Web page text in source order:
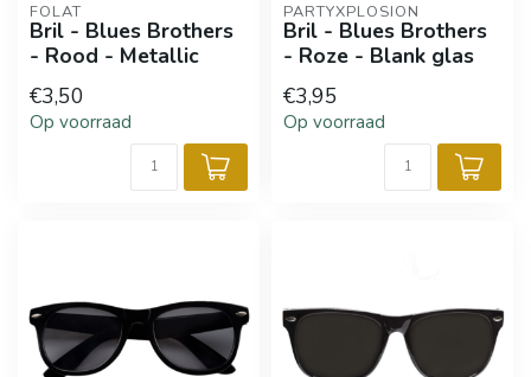
FOLAT
Bril - Blues Brothers
- Rood - Metallic
€3,50
Op voorraad
PARTYXPLOSION
Bril - Blues Brothers
- Roze - Blank glas
€3,95
Op voorraad